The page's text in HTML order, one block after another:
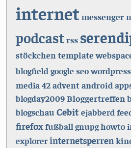
internet messenger
podcastrss
stöckchen template
blogfield google seowordpress
media 42adventandroid
blogday2009Bloggertreffen
blogschauCebit ejabberd
firefoxfußball gnupghowto
explorerinternetsperren